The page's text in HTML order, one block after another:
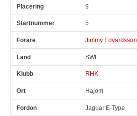
9
5
Jimmy Edvardsson
SWE
RHK
Hajom
Jaguar E-Type